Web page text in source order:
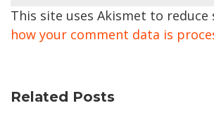
This site uses Akismet to reduce
how your comment data is
Related Posts